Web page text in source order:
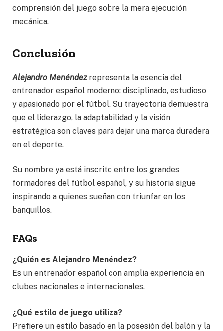
comprensión del juego sobre la mera ejecución
mecánica.
Conclusión
Alejandro Menéndezrepresenta la esencia del
entrenador español moderno: disciplinado, estudioso
y apasionado por el fútbol. Su trayectoria demuestra
que el liderazgo, la adaptabilidad y la visión
estratégica son claves para dejar una marca duradera
en el deporte.
Su nombre ya está inscrito entre los grandes
formadores del fútbol español, y su historia sigue
inspirando a quienes sueñan con triunfar en los
banquillos.
FAQs
¿Quién es Alejandro Menéndez?
Es un entrenador español con amplia experiencia en
clubes nacionales e internacionales.
¿Qué estilo de juego utiliza?
Prefiere un estilo basado en la posesión del balón y la